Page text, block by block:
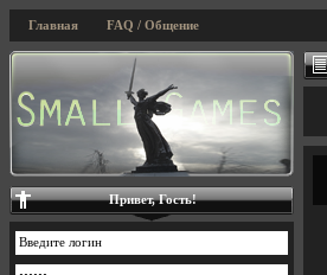
Главная FAQ / Общение
Привет, Гость!